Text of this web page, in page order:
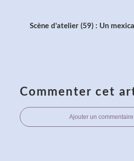
Scène d'atelier (59) : Un
Commenter cet
Ajouter un commentaire